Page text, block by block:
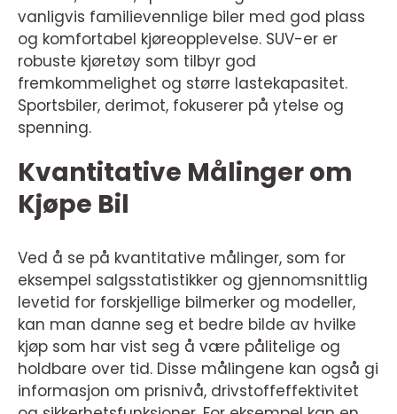
vanligvis familievennlige biler med god plass
og komfortabel kjøreopplevelse. SUV-er er
robuste kjøretøy som tilbyr god
fremkommelighet og større lastekapasitet.
Sportsbiler, derimot, fokuserer på ytelse og
spenning.
Kvantitative Målinger om
Kjøpe Bil
Ved å se på kvantitative målinger, som for
eksempel salgsstatistikker og gjennomsnittlig
levetid for forskjellige bilmerker og modeller,
kan man danne seg et bedre bilde av hvilke
kjøp som har vist seg å være pålitelige og
holdbare over tid. Disse målingene kan også gi
informasjon om prisnivå, drivstoffeffektivitet